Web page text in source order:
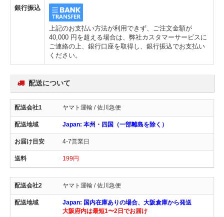
銀行振込
上記のお支払い方法が利用できず、ご注文金額が
40,000 円を超える場合は、弊社カスタマーサービスに
ご連絡の上、銀行口座を取得し、銀行振込でお支払い
ください。
配送について
ヤマト運輸 / 佐川急便
Japan: 本州・四国（一部離島を除く）
4-7営業日
199円
ヤマト運輸 / 佐川急便
Japan: 国内在庫ありの場合、大阪倉庫から発送
大阪府内は最短1〜2日でお届け